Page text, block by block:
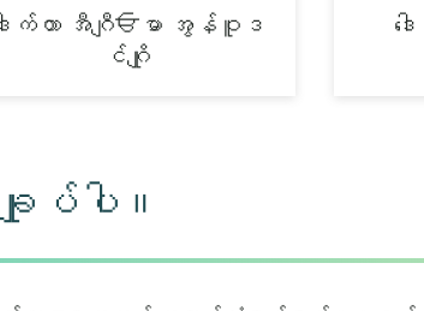
ေါက်တာ အီဂျီਓမာ အွန်ဝူဒ
င်ဂျို
ဒ
ျုပ်ပါ။